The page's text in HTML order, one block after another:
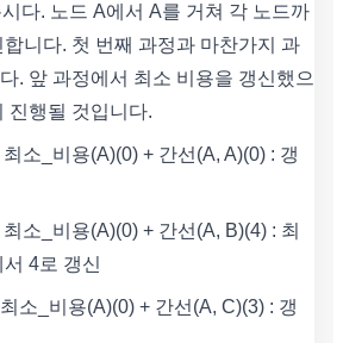
다. 노드 A에서 A를 거쳐 각 노드까
니다. 첫 번째 과정과 마찬가지 과
. 앞 과정에서 최소 비용을 갱신했으
진행될 것입니다.
소_비용(A)(0) + 간선(A, A)(0) : 갱
소_비용(A)(0) + 간선(A, B)(4) : 최
4로 갱신
소_비용(A)(0) + 간선(A, C)(3) : 갱